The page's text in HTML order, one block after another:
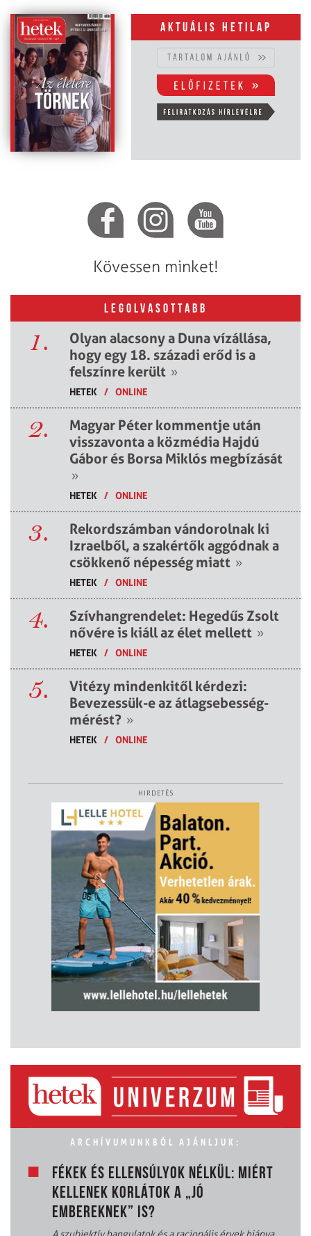
Aktuális hetilap
Kövessen minket!
LEGOLVASOTTABB
1.
Olyan alacsony a Duna vízállása,
hogy egy 18. századi erőd is a
felszínre került »
HETEK / ONLINE
2.
Magyar Péter kommentje után
visszavonta a közmédia Hajdú
Gábor és Borsa Miklós megbízását
»
HETEK / ONLINE
3.
Rekordszámban vándorolnak ki
Izraelből, a szakértők aggódnak a
csökkenő népesség miatt »
HETEK / ONLINE
4.
Szívhangrendelet: Hegedűs Zsolt
nővére is kiáll az élet mellett »
HETEK / ONLINE
5.
Vitézy mindenkitől kérdezi:
Bevezessük-e az átlagsebesség-
mérést? »
HETEK / ONLINE
HIRDETÉS
ARCHÍVUMUNKBÓL AJÁNLJUK:
FÉKEK ÉS ELLENSÚLYOK NÉLKÜL: MIÉRT
KELLENEK KORLÁTOK A „JÓ
EMBEREKNEK” IS?